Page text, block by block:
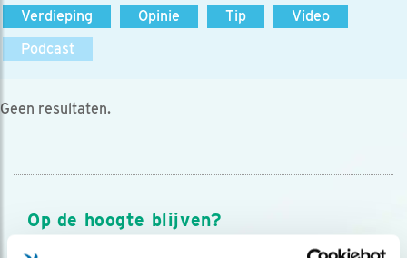
Verdieping
Opinie Tip
Video
Podcast
Geen resultaten.
Op de hoogte blijven?
Meld je aan en ontvang nieuws, inspiratie, acties en tips